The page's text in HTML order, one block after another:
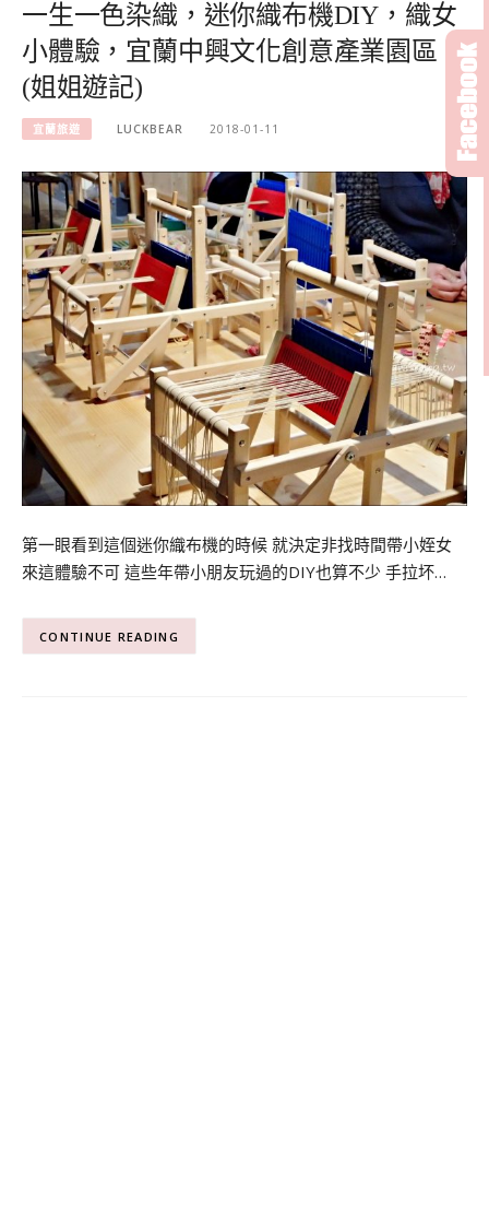
一生一色染織，迷你織布機DIY，織女
小體驗，宜蘭中興文化創意產業園區
(姐姐遊記)
宜蘭旅遊 LUCKBEAR 2018-01-11
第一眼看到這個迷你織布機的時候 就決定非找時間帶小姪女
來這體驗不可 這些年帶小朋友玩過的DIY也算不少 手拉坏…
CONTINUE READING